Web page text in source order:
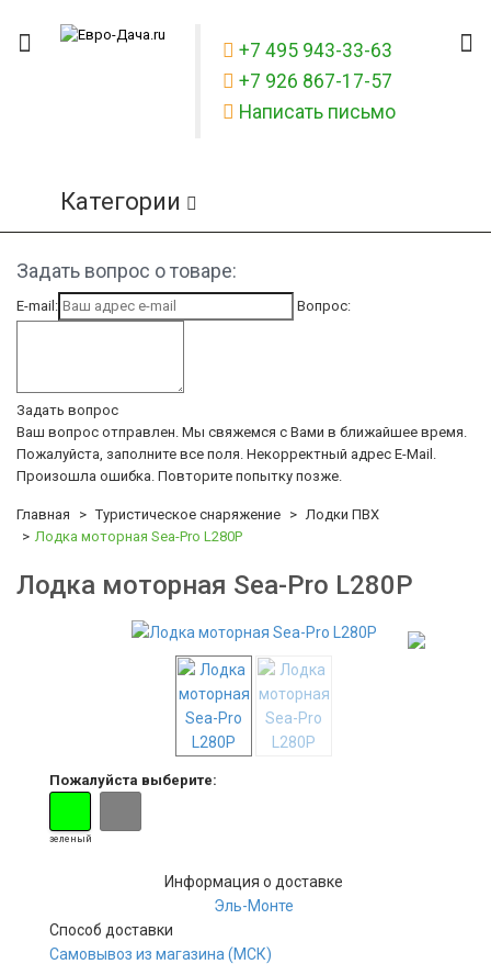
+7 495 943-33-63
+7 926 867-17-57
Написать письмо
Категории
Задать вопрос о товаре:
E-mail: Вопрос:
Задать вопрос
Ваш вопрос отправлен. Мы свяжемся с Вами в ближайшее время.
Пожалуйста, заполните все поля. Некорректный адрес E-Mail.
Произошла ошибка. Повторите попытку позже.
Главная Туристическое снаряжение
Лодки ПВХ
Лодка моторная Sea-Pro L280P
Лодка моторная Sea-Pro L280P
Пожалуйста выберите:
зеленый
Информация о доставке
Эль-Монте
Способ доставки
Самовывоз из магазина (МСК)